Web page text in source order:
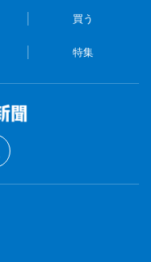
買う
特集